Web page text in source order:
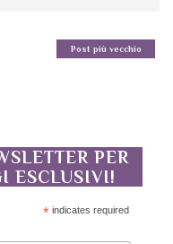
Post più vecchio
PER
ESCLUSIVI!
* indicates required